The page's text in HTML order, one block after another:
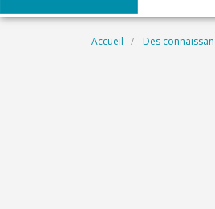
Fil d'Ariane
Accueil Des